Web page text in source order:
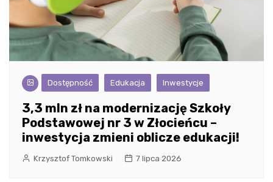
Dostępność Edukacja Inwestycje
3,3 mln zł na modernizację Szkoły
Podstawowej nr 3 w Złocieńcu –
inwestycja zmieni oblicze edukacji!
Krzysztof Tomkowski 7 lipca 2026